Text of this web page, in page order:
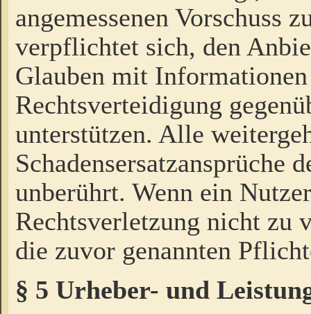
angemessenen Vorschuss
verpflichtet sich, den
Glauben mit
Rechtsverteidigung
unterstützen. Alle
Schadensersatzansprüche
unberührt. Wenn ein
Rechtsverletzung nicht zu
die zuvor genannten
§ 5 Urheber- und